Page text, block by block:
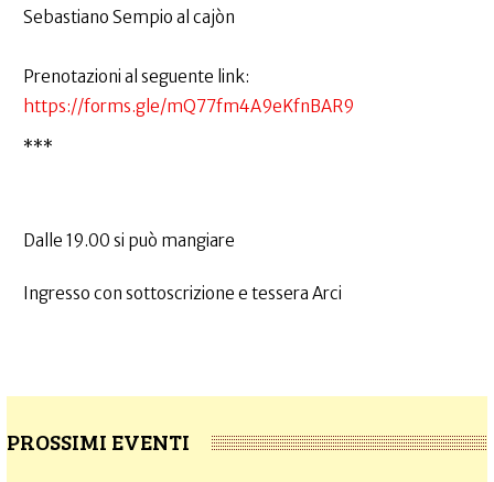
Sebastiano Sempio al cajòn
Prenotazioni al seguente link:
https://forms.gle/mQ77fm4A9eKfnBAR9
***
Dalle 19.00 si può mangiare
Ingresso con sottoscrizione e tessera Arci
PROSSIMI EVENTI